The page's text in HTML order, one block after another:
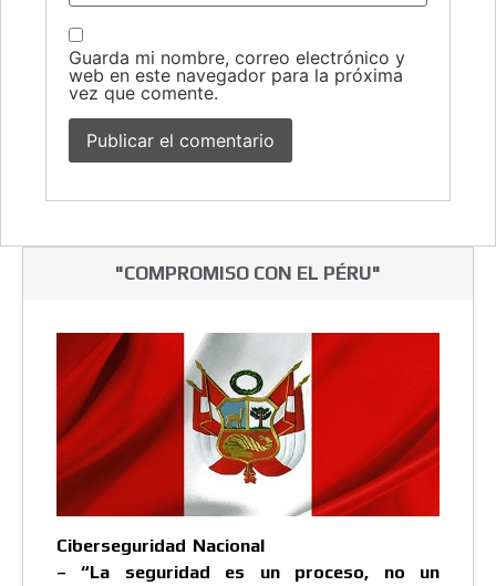
Guarda mi nombre, correo electrónico y
web en este navegador para la próxima
vez que comente.
"COMPROMISO CON EL PÉRU"
Ciberseguridad Nacional
– “La seguridad es un proceso, no un